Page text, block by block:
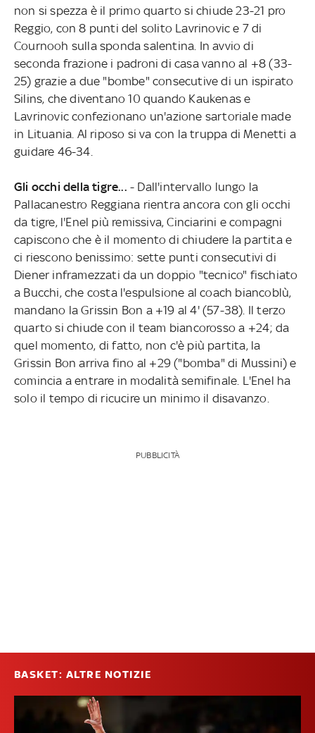
non si spezza è il primo quarto si chiude 23-21 pro
Reggio, con 8 punti del solito Lavrinovic e 7 di
Cournooh sulla sponda salentina. In avvio di
seconda frazione i padroni di casa vanno al +8 (33-
25) grazie a due "bombe" consecutive di un ispirato
Silins, che diventano 10 quando Kaukenas e
Lavrinovic confezionano un'azione sartoriale made
in Lituania. Al riposo si va con la truppa di Menetti a
guidare 46-34.
Gli occhi della tigre... - Dall'intervallo lungo la
Pallacanestro Reggiana rientra ancora con gli occhi
da tigre, l'Enel più remissiva, Cinciarini e compagni
capiscono che è il momento di chiudere la partita e
ci riescono benissimo: sette punti consecutivi di
Diener inframezzati da un doppio "tecnico" fischiato
a Bucchi, che costa l'espulsione al coach biancoblù,
mandano la Grissin Bon a +19 al 4' (57-38). Il terzo
quarto si chiude con il team biancorosso a +24; da
quel momento, di fatto, non c'è più partita, la
Grissin Bon arriva fino al +29 ("bomba" di Mussini) e
comincia a entrare in modalità semifinale. L'Enel ha
solo il tempo di ricucire un minimo il disavanzo.
PUBBLICITÀ
BASKET: ALTRE NOTIZIE